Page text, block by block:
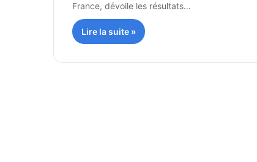
France, dévoile les résultats…
Lire la suite »